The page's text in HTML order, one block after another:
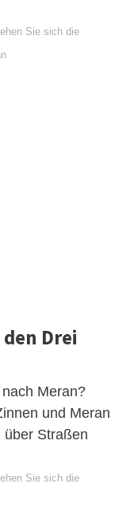
Sie sich die
Drei
Meran?
und Meran
über Straßen
Sie sich die